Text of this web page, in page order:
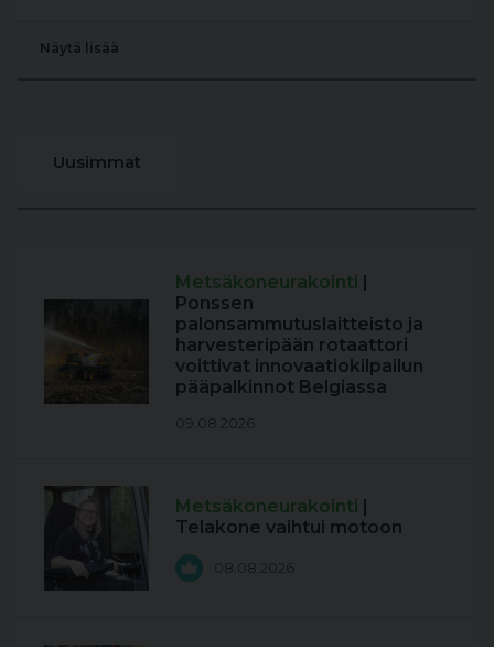
Näytä lisää
Uusimmat
Metsäkoneurakointi |
Ponssen
palonsammutuslaitteisto ja
harvesteripään rotaattori
voittivat innovaatiokilpailun
pääpalkinnot Belgiassa
09.08.2026
Metsäkoneurakointi |
Telakone vaihtui motoon
08.08.2026